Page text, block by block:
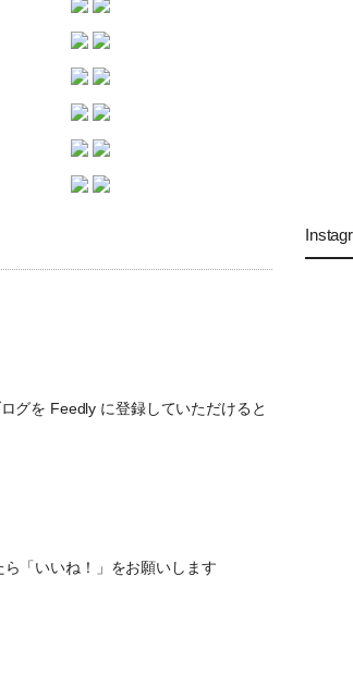
グを Feedly に登録していただけると
「いいね！」をお願いします